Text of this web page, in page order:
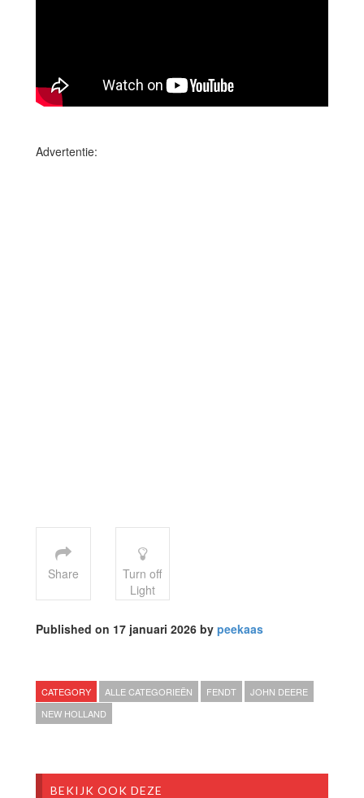
Advertentie:
Share
Turn off
Light
Published on 17 januari 2026 by peekaas
CATEGORY ALLE CATEGORIEËN FENDT
JOHN DEERE
NEW HOLLAND
BEKIJK OOK DEZE